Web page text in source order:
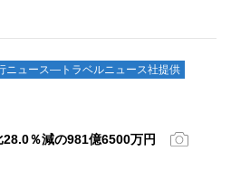
ニュース―トラベルニュース社提供
％減の981億6500万円